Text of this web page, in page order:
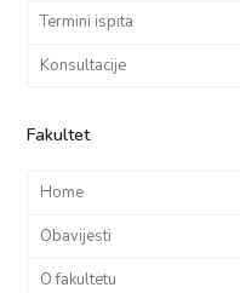
Termini ispita
Konsultacije
Fakultet
Home
Obavijesti
O fakultetu